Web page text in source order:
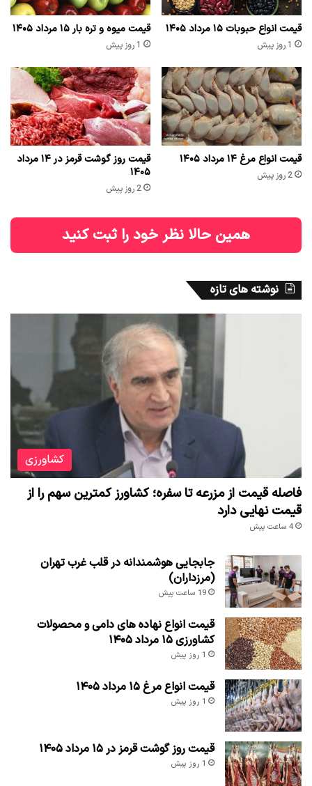
قیمت انواع حبوبات ۱۵ مرداد ۱۴۰۵
1 روز پیش
قیمت میوه و تره بار ۱۵ مرداد ۱۴۰۵
1 روز پیش
قیمت انواع مرغ ۱۴ مرداد ۱۴۰۵
2 روز پیش
قیمت روز گوشت قرمز در ۱۴ مرداد
۱۴۰۵
2 روز پیش
همین حالا نظر خود را ثبت کنید
نوشته های تازه
کشاورزی
فاصله قیمت از مزرعه تا سفره؛ کشاورز کمترین سهم را از
قیمت نهایی دارد
4 ساعت پیش
جابجایی هوشمندانه در قلب غرب تهران
(مرزداران)
19 ساعت پیش
قیمت انواع نهاده های دامی و محصولات
کشاورزی ۱۵ مرداد ۱۴۰۵
1 روز پیش
قیمت انواع مرغ ۱۵ مرداد ۱۴۰۵
1 روز پیش
قیمت روز گوشت قرمز در ۱۵ مرداد ۱۴۰۵
1 روز پیش